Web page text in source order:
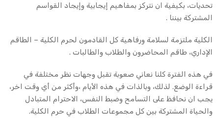
تحديات، بكيفية ان نتركز بمفاهيم إيجابية وإيجاد القواسم
المشتركة بيننا .
الكلية ملتزمة لسلامة ورفاهية كل القادمون لحرم الكلية – الطاقم
الإداري، طاقم المحاضرون والطلاب والطالبات .
في هذه الفترة كلنا نعاني صعوبة تقبل وجهات نظر مختلفة في
قراءة الوضع. لذلك، وبالذات في هذه الأيام ،وأكثر من أي وقت اخر،
يجب ان نحافظ على التسامح وضبط النفس، الاحترام المتبادل
والحياة المشتركة بين كل مجموعات الطلاب في حرم الكلية.